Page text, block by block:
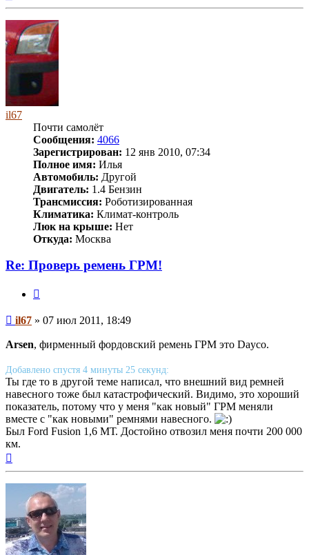
il67
Почти самолёт
Сообщения: 4066
Зарегистрирован: 12 янв 2010, 07:34
Полное имя: Илья
Автомобиль: Другой
Двигатель: 1.4 Бензин
Трансмиссия: Роботизированная
Климатика: Климат-контроль
Люк на крыше: Нет
Откуда: Москва
Re: Проверь ремень ГРМ!
Сообщение
il67 » 07 июл 2011, 18:49
Arsen, фирменный фордовский ремень ГРМ это Dayco.
Добавлено спустя 4 минуты 25 секунд:
Ты где то в другой теме написал, что внешний вид ремней
навесного тоже был катастрофический. Видимо, это хороший
показатель, потому что у меня "как новый" ГРМ меняли
вместе с "как новыми" ремнями навесного.
Был Ford Fusion 1,6 МТ. Достойно отвозил меня почти 200 000
км.